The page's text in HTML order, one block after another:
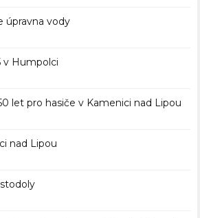
úpravna vody
v Humpolci
let pro hasiče v Kamenici nad Lipou
nad Lipou